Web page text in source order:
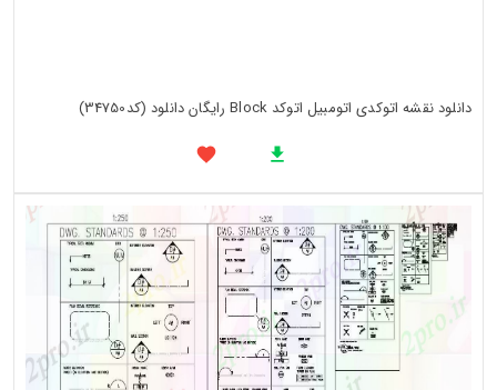
دانلود نقشه اتوکدی اتومبیل اتوکد Block رایگان دانلود (کد34750)